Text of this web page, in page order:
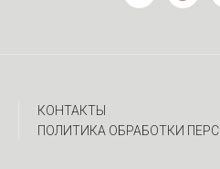
КОНТАКТЫ
ПОЛИТИКА ОБРАБОТКИ